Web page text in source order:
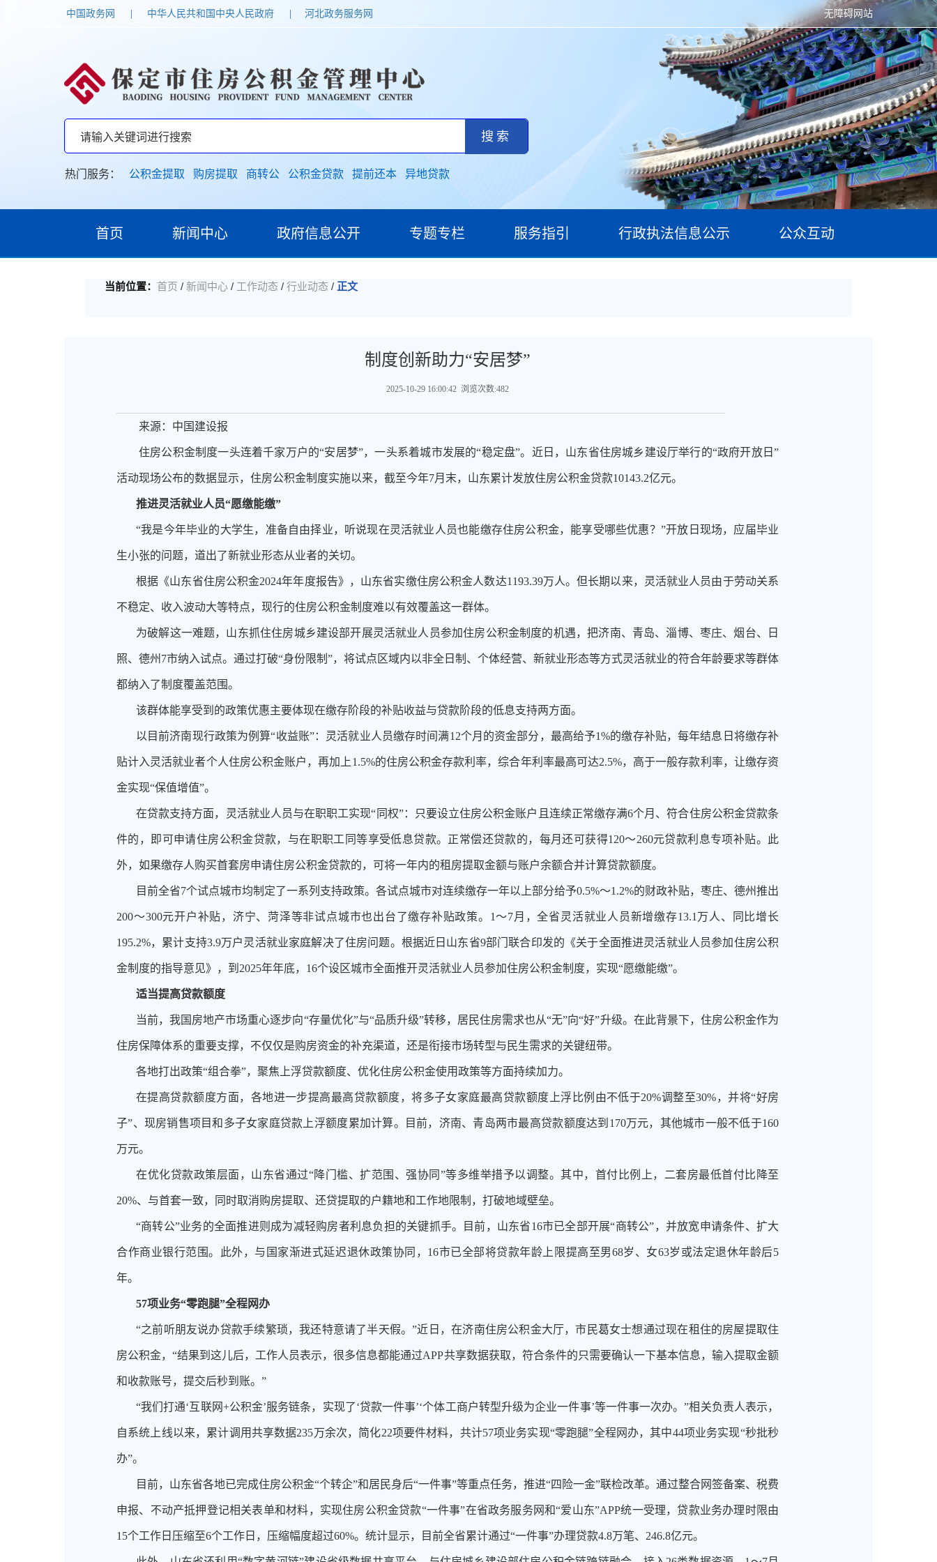
中国政务网 中华人民共和国中央人民政府 河北政务服务网 无障碍网站
热门服务： 公积金提取 购房提取 商转公 公积金贷款 提前还本 异地贷款
首页 新闻中心 政府信息公开 专题专栏 服务指引 行政执法信息公示 公众互动
当前位置： 首页 / 新闻中心 / 工作动态 / 行业动态 / 正文
制度创新助力“安居梦”
2025-10-29 16:00:42 浏览次数:482
来源：中国建设报
住房公积金制度一头连着千家万户的“安居梦”，一头系着城市发展的“稳定盘”。近日，山东省住房城乡建设厅举行的“政府开放日”
活动现场公布的数据显示，住房公积金制度实施以来，截至今年7月末，山东累计发放住房公积金贷款10143.2亿元。
推进灵活就业人员“愿缴能缴”
“我是今年毕业的大学生，准备自由择业，听说现在灵活就业人员也能缴存住房公积金，能享受哪些优惠？”开放日现场，应届毕业
生小张的问题，道出了新就业形态从业者的关切。
根据《山东省住房公积金2024年年度报告》，山东省实缴住房公积金人数达1193.39万人。但长期以来，灵活就业人员由于劳动关系
不稳定、收入波动大等特点，现行的住房公积金制度难以有效覆盖这一群体。
为破解这一难题，山东抓住住房城乡建设部开展灵活就业人员参加住房公积金制度的机遇，把济南、青岛、淄博、枣庄、烟台、日
照、德州 7市纳入试点。通过打破“身份限制”，将试点区域内以非全日制、个体经营、新就业形态等方式灵活就业的符合年龄要求等群体
都纳入了制度覆盖范围。
该群体能享受到的政策优惠主要体现在缴存阶段的补贴收益与贷款阶段的低息支持两方面。
以目前济南现行政策为例算“收益账”：灵活就业人员缴存时间满12个月的资金部分，最高给予1%的缴存补贴，每年结息日将缴存补
贴计入灵活就业者个人住房公积金账户，再加上1.5%的住房公积金存款利率，综合年利率最高可达2.5%，高于一般存款利率，让缴存资
金实现“保值增值”。
在贷款支持方面，灵活就业人员与在职职工实现“同权”：只要设立住房公积金账户且连续正常缴存满6个月、符合住房公积金贷款条
件的，即可申请住房公积金贷款，与在职职工同等享受低息贷款。正常偿还贷款的，每月还可获得120～260元贷款利息专项补贴。此
外，如果缴存人购买首套房申请住房公积金贷款的，可将一年内的租房提取金额与账户余额合并计算贷款额度。
目前全省7个试点城市均制定了一系列支持政策。各试点城市对连续缴存一年以上部分给予0.5%～1.2%的财政补贴，枣庄、德州推出
200～300元开户补贴，济宁、菏泽等非试点城市也出台了缴存补贴政策。1～7月，全省灵活就业人员新增缴存13.1万人、同比增长
195.2%，累计支持3.9万户灵活就业家庭解决了住房问题。根据近日山东省9部门联合印发的《关于全面推进灵活就业人员参加住房公积
金制度的指导意见》，到2025年年底，16个设区城市全面推开灵活就业人员参加住房公积金制度，实现“愿缴能缴”。
适当提高贷款额度
当前，我国房地产市场重心逐步向“存量优化”与“品质升级”转移，居民住房需求也从“无”向“好”升级。在此背景下，住房公积金作为
住房保障体系的重要支撑，不仅仅是购房资金的补充渠道，还是衔接市场转型与民生需求的关键纽带。
各地打出政策“组合拳”，聚焦上浮贷款额度、优化住房公积金使用政策等方面持续加力。
在提高贷款额度方面，各地进一步提高最高贷款额度，将多子女家庭最高贷款额度上浮比例由不低于20%调整至30%，并将“好房
子”、现房销售项目和多子女家庭贷款上浮额度累加计算。目前，济南、青岛两市最高贷款额度达到170万元，其他城市一般不低于160
万元。
在优化贷款政策层面，山东省通过“降门槛、扩范围、强协同”等多维举措予以调整。其中，首付比例上，二套房最低首付比降至
20%、与首套一致，同时取消购房提取、还贷提取的户籍地和工作地限制，打破地域壁垒。
“商转公”业务的全面推进则成为减轻购房者利息负担的关键抓手。目前，山东省16市已全部开展“商转公”，并放宽申请条件、扩大
合作商业银行范围。此外，与国家渐进式延迟退休政策协同，16市已全部将贷款年龄上限提高至男68岁、女63岁或法定退休年龄后5
年。
57项业务“零跑腿”全程网办
“之前听朋友说办贷款手续繁琐，我还特意请了半天假。”近日，在济南住房公积金大厅，市民葛女士想通过现在租住的房屋提取住
房公积金，“结果到这儿后，工作人员表示，很多信息都能通过APP共享数据获取，符合条件的只需要确认一下基本信息，输入提取金额
和收款账号，提交后秒到账。”
“我们打通‘互联网+公积金’服务链条，实现了‘贷款一件事’‘个体工商户转型升级为企业一件事’等一件事一次办。”相关负责人表示，
自系统上线以来，累计调用共享数据235万余次，简化22项要件材料，共计57项业务实现“零跑腿”全程网办，其中44项业务实现“秒批秒
办”。
目前，山东省各地已完成住房公积金“个转企”和居民身后“一件事”等重点任务，推进“四险一金”联检改革。通过整合网签备案、税费
申报、不动产抵押登记相关表单和材料，实现住房公积金贷款“一件事”在省政务服务网和“爱山东”APP统一受理，贷款业务办理时限由
15个工作日压缩至6个工作日，压缩幅度超过60%。统计显示，目前全省累计通过“一件事”办理贷款4.8万笔、246.8亿元。